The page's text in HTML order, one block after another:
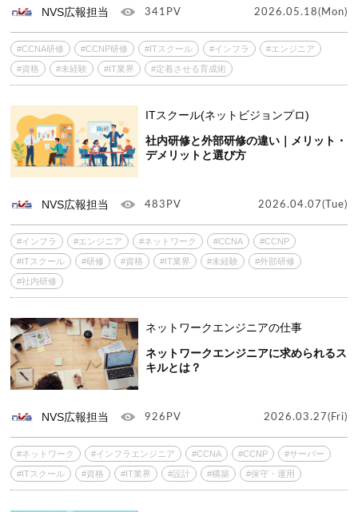
NVS広報担当 341PV 2026.05.18(Mon)
#CCNA研修 #CCNP研修 #ITスクール #インフラ #エンジニア
#資格 #未経験 #IT業界 #定着させる育成術
ITスクール(ネットビジョンプロ)
社内研修と外部研修の違い｜メリット・
デメリットと選び方
NVS広報担当 483PV 2026.04.07(Tue)
#インフラ #エンジニア #ネットワーク #CCNA #CCNP
#ITスクール #研修 #資格 #IT業界 #未経験 #外部研修
#社内研修
ネットワークエンジニアの仕事
ネットワークエンジニアに求められるス
キルとは？
NVS広報担当 926PV 2026.03.27(Fri)
#ネットワーク #インフラエンジニア #CCNA #CCNP #サーバー
#ITスクール #資格 #IT業界 #設計 #構築 #保守・運用